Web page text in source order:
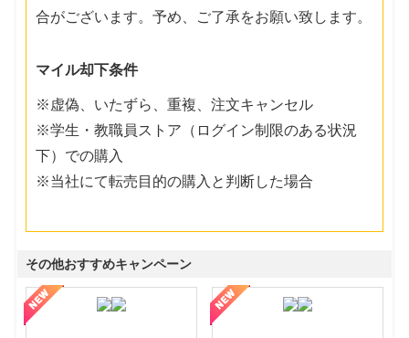
合がございます。予め、ご了承をお願い致します。
マイル却下条件
※虚偽、いたずら、重複、注文キャンセル
※学生・教職員ストア（ログイン制限のある状況
下）での購入
※当社にて転売目的の購入と判断した場合
その他おすすめキャンペーン